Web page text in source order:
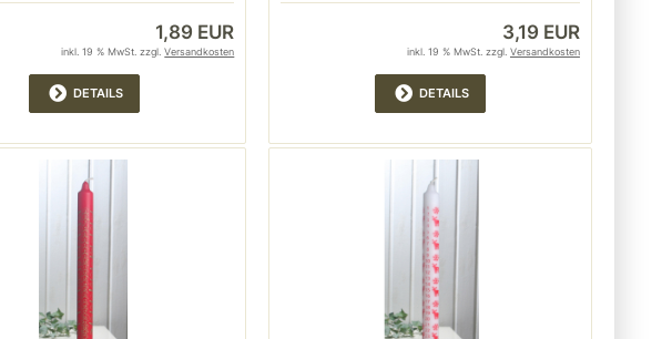
1,89 EUR
inkl. 19 % MwSt. zzgl.Versandkosten
DETAILS
3,19 EUR
inkl. 19 % MwSt. zzgl. Versandkosten
DETAILS